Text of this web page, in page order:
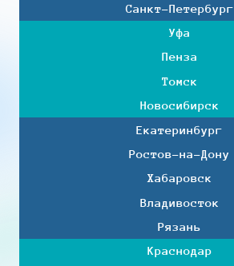
Санкт-Петербург
Уфа
Пенза
Томск
Новосибирск
Екатеринбург
Ростов-на-Дону
Хабаровск
Владивосток
Рязань
Краснодар